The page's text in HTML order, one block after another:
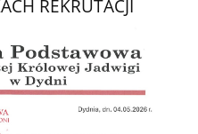
REKRUTACJI